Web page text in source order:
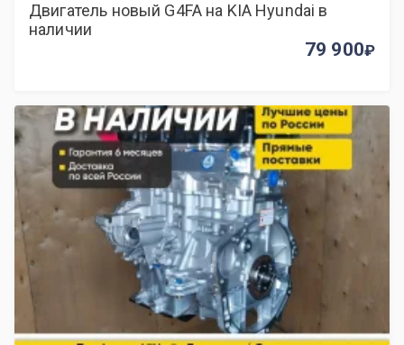
Двигатель новый G4FA на KIA Hyundai в
наличии
79 900